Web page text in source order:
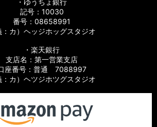
・ゆうちょ銀行
記号：10030
番号：08658991
：カ）ヘッジホッグスタジオ
・楽天銀行
支店名：第一営業支店
座番号：普通 7088997
：カ）ヘツジホツグスタジオ